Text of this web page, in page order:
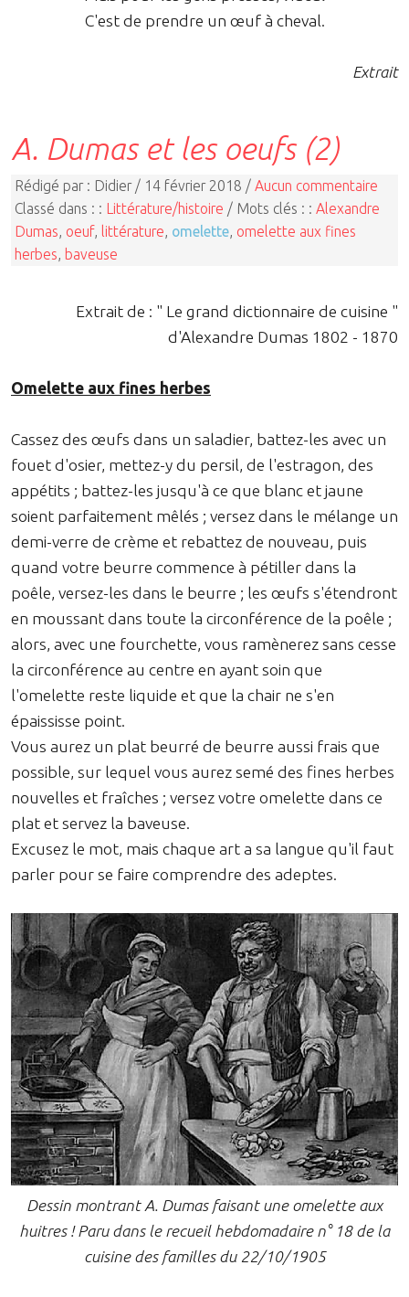
C'est de prendre un œuf à cheval.
Extrait
A. Dumas et les oeufs (2)
Rédigé par : Didier / 14 février 2018 / Aucun commentaire
Classé dans : : Littérature/histoire / Mots clés : : Alexandre
Dumas, oeuf, littérature, omelette, omelette aux fines
herbes, baveuse
Extrait de : " Le grand dictionnaire de cuisine "
d'Alexandre Dumas 1802 - 1870
Omelette aux fines herbes
Cassez des œufs dans un saladier, battez-les avec un
fouet d'osier, mettez-y du persil, de l'estragon, des
appétits ; battez-les jusqu'à ce que blanc et jaune
soient parfaitement mêlés ; versez dans le mélange un
demi-verre de crème et rebattez de nouveau, puis
quand votre beurre commence à pétiller dans la
poêle, versez-les dans le beurre ; les œufs s'étendront
en moussant dans toute la circonférence de la poêle ;
alors, avec une fourchette, vous ramènerez sans cesse
la circonférence au centre en ayant soin que
l'omelette reste liquide et que la chair ne s'en
épaississe point.
Vous aurez un plat beurré de beurre aussi frais que
possible, sur lequel vous aurez semé des fines herbes
nouvelles et fraîches ; versez votre omelette dans ce
plat et servez la baveuse.
Excusez le mot, mais chaque art a sa langue qu'il faut
parler pour se faire comprendre des adeptes.
Dessin montrant A. Dumas faisant une omelette aux
huitres ! Paru dans le recueil hebdomadaire n° 18 de la
cuisine des familles du 22/10/1905